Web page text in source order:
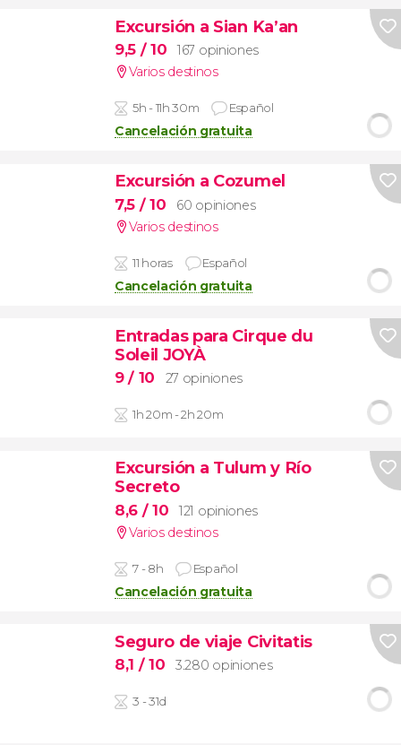
Excursión a Sian Ka’an
9,5 / 10
167 opiniones
Varios destinos
5h - 11h 30m Español
Cancelación gratuita
Excursión a Cozumel
7,5 / 10
60 opiniones
Varios destinos
11 horas Español
Cancelación gratuita
Entradas para Cirque du
Soleil JOYÀ
9/ 10 27 opiniones
1h 20m - 2h 20m
Excursión a Tulum y Río
Secreto
8,6 / 10
121 opiniones
Varios destinos
7 - 8h Español
Cancelación gratuita
Seguro de viaje Civitatis
8,1 / 10 3.280 opiniones
3 - 31d